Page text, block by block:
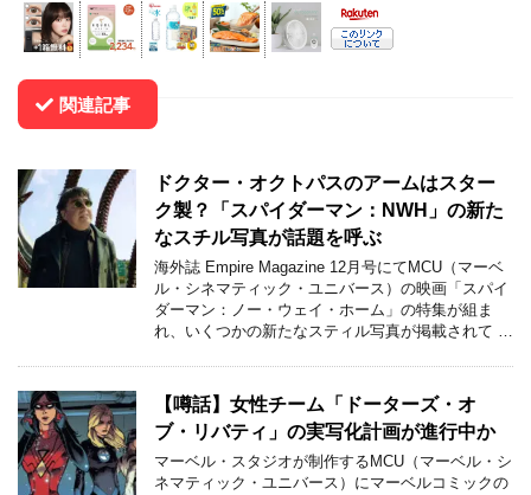
関連記事
ドクター・オクトパスのアームはスター
ク製？「スパイダーマン：NWH」の新た
なスチル写真が話題を呼ぶ
海外誌 Empire Magazine 12月号にてMCU（マーベ
ル・シネマティック・ユニバース）の映画「スパイ
ダーマン：ノー・ウェイ・ホーム」の特集が組ま
れ、いくつかの新たなスティル写真が掲載されて …
【噂話】女性チーム「ドーターズ・オ
ブ・リバティ」の実写化計画が進行中か
マーベル・スタジオが制作するMCU（マーベル・シ
ネマティック・ユニバース）にマーベルコミックの